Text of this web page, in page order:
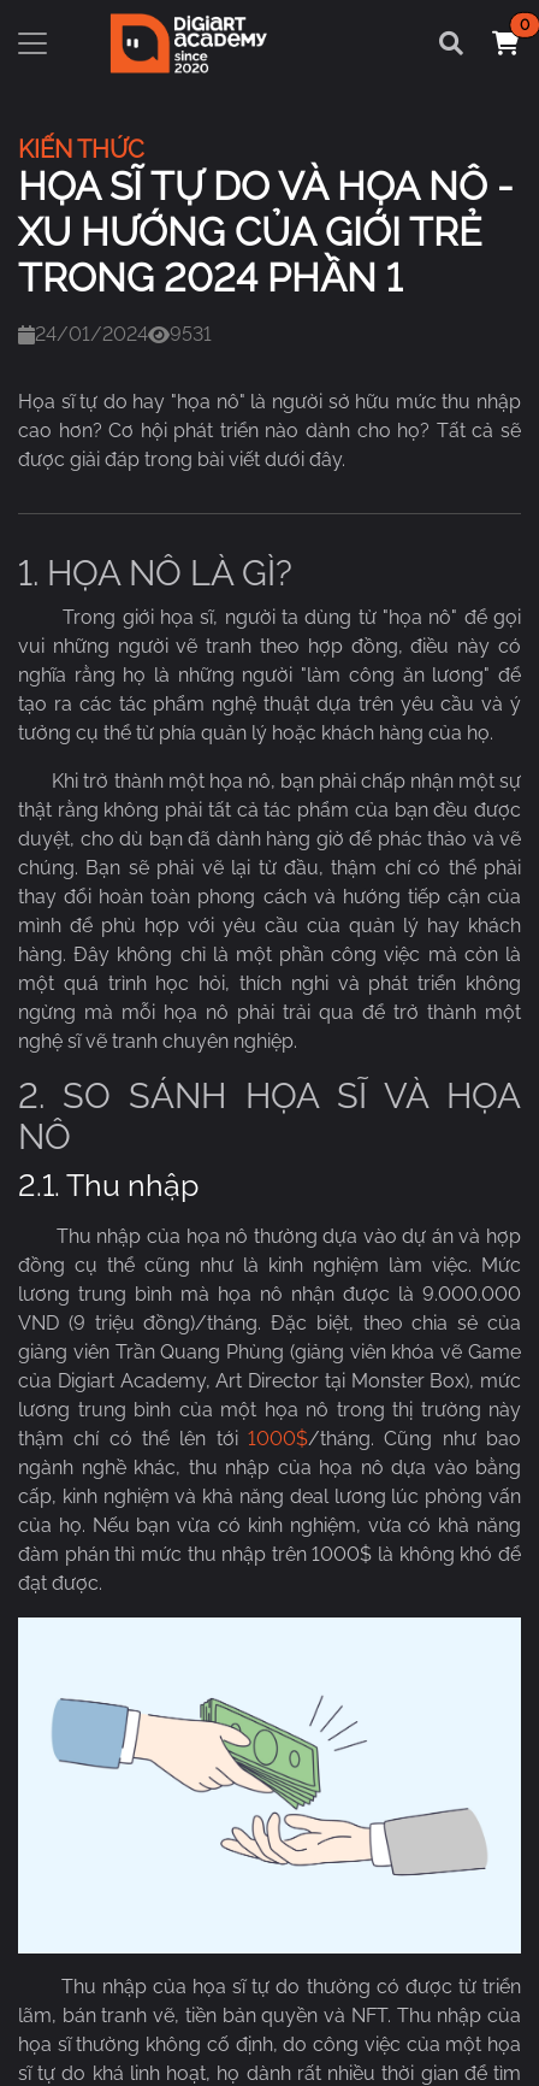
0
KIẾN THỨC
HỌA SĨ TỰ DO VÀ HỌA NÔ -
XU HƯỚNG CỦA GIỚI TRẺ
TRONG 2024 PHẦN 1
24/01/2024 9531
Họa sĩ tự do hay "họa nô" là người sở hữu mức thu nhập
cao hơn? Cơ hội phát triển nào dành cho họ? Tất cả sẽ
được giải đáp trong bài viết dưới đây.
1. HỌA NÔ LÀ GÌ?
Trong giới họa sĩ, người ta dùng từ "họa nô" để gọi
vui những người vẽ tranh theo hợp đồng, điều này có
nghĩa rằng họ là những người "làm công ăn lương" để
tạo ra các tác phẩm nghệ thuật dựa trên yêu cầu và ý
tưởng cụ thể từ phía quản lý hoặc khách hàng của họ.
Khi trở thành một họa nô, bạn phải chấp nhận một sự
thật rằng không phải tất cả tác phẩm của bạn đều được
duyệt, cho dù bạn đã dành hàng giờ để phác thảo và vẽ
chúng. Bạn sẽ phải vẽ lại từ đầu, thậm chí có thể phải
thay đổi hoàn toàn phong cách và hướng tiếp cận của
mình để phù hợp với yêu cầu của quản lý hay khách
hàng. Đây không chỉ là một phần công việc mà còn là
một quá trình học hỏi, thích nghi và phát triển không
ngừng mà mỗi họa nô phải trải qua để trở thành một
nghệ sĩ vẽ tranh chuyên nghiệp.
2. SO SÁNH HỌA SĨ VÀ HỌA
NÔ
2.1. Thu nhập
Thu nhập của họa nô thường dựa vào dự án và hợp
đồng cụ thể cũng như là kinh nghiệm làm việc. Mức
lương trung bình mà họa nô nhận được là 9.000.000
VND (9 triệu đồng)/tháng. Đặc biệt, theo chia sẻ của
giảng viên Trần Quang Phùng (giảng viên khóa vẽ Game
của Digiart Academy, Art Director tại Monster Box), mức
lương trung bình của một họa nô trong thị trường này
thậm chí có thể lên tới 1000$/tháng. Cũng như bao
ngành nghề khác, thu nhập của họa nô dựa vào bằng
cấp, kinh nghiệm và khả năng deal lương lúc phỏng vấn
của họ. Nếu bạn vừa có kinh nghiệm, vừa có khả năng
đàm phán thì mức thu nhập trên 1000$ là không khó để
đạt được.
Thu nhập của họa sĩ tự do thường có được từ triển
lãm, bán tranh vẽ, tiền bản quyền và NFT. Thu nhập của
họa sĩ thường không cố định, do công việc của một họa
sĩ tự do khá linh hoạt, họ dành rất nhiều thời gian để tìm